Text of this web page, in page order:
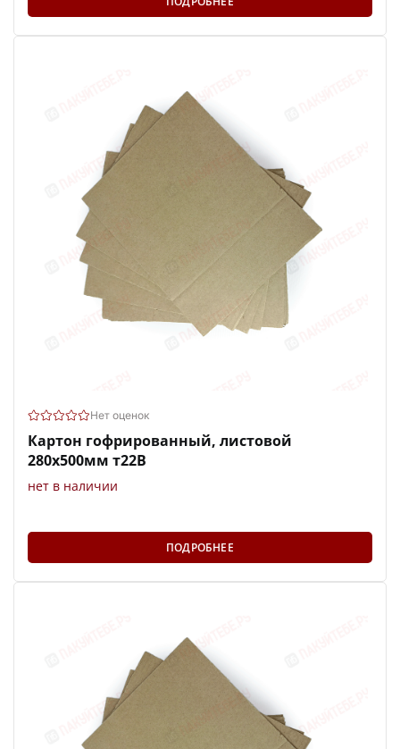
Нет оценок
Картон гофрированный, листовой
280х500мм т22В
нет в наличии
ПОДРОБНЕЕ